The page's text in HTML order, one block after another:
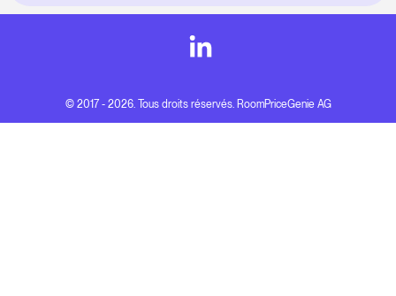
© 2017 - 2026. Tous droits réservés. RoomPriceGenie AG